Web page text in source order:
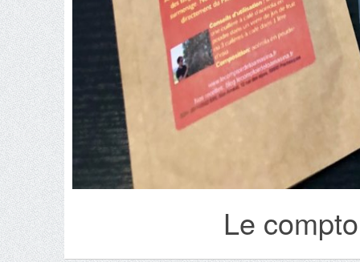
Le